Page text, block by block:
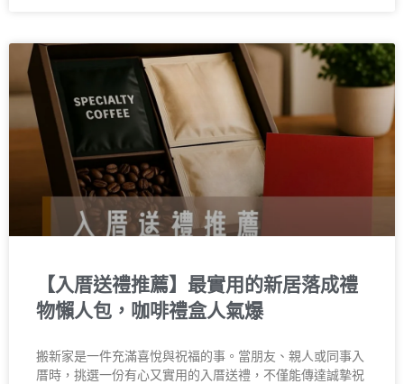
【入厝送禮推薦】最實用的新居落成禮
物懶人包，咖啡禮盒人氣爆
搬新家是一件充滿喜悅與祝福的事。當朋友、親人或同事入
厝時，挑選一份有心又實用的入厝送禮，不僅能傳達誠摯祝